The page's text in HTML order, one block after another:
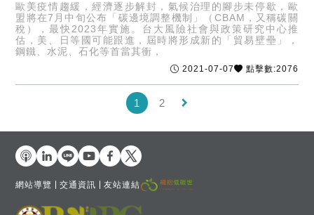
歐美疫情趨緩，經濟逐步解封，氣候治理的腳步未停歇，歐
盟將在7月中旬公布「碳邊境調整機制」（CBAM，又稱碳關
稅），最快2023年實施。台大風險社會與政策研究中心推
估，美、日等國可能跟進，屆時將形成新的「貿易壁壘」，
鋼鐵、水泥、石化等首當其衝，
2021-07-07 點擊數:2076
1 2 keyboard_arrow_right
網站導覽 交通資訊 友站連結